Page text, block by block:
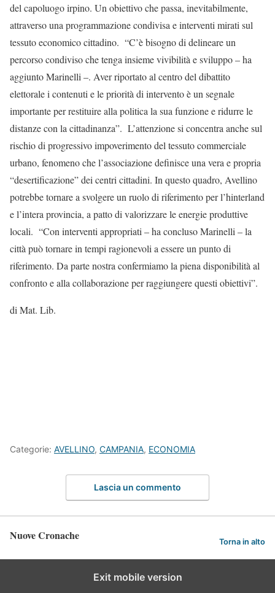
del capoluogo irpino. Un obiettivo che passa, inevitabilmente,
attraverso una programmazione condivisa e interventi mirati sul
tessuto economico cittadino. “C’è bisogno di delineare un
percorso condiviso che tenga insieme vivibilità e sviluppo – ha
aggiunto Marinelli –. Aver riportato al centro del dibattito
elettorale i contenuti e le priorità di intervento è un segnale
importante per restituire alla politica la sua funzione e ridurre le
distanze con la cittadinanza”. L’attenzione si concentra anche sul
rischio di progressivo impoverimento del tessuto commerciale
urbano, fenomeno che l’associazione definisce una vera e propria
“desertificazione” dei centri cittadini. In questo quadro, Avellino
potrebbe tornare a svolgere un ruolo di riferimento per l’hinterland
e l’intera provincia, a patto di valorizzare le energie produttive
locali. “Con interventi appropriati – ha concluso Marinelli – la
città può tornare in tempi ragionevoli a essere un punto di
riferimento. Da parte nostra confermiamo la piena disponibilità al
confronto e alla collaborazione per raggiungere questi obiettivi”.
di Mat. Lib.
Categorie: AVELLINO, CAMPANIA, ECONOMIA
Lascia un commento
Nuove Cronache Torna in alto
Exit mobile version